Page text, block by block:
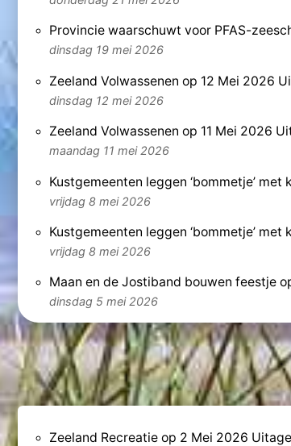
Provincie waarschuwt voor PFAS-
dinsdag 19 mei 2026
Zeeland Volwassenen op 12 Mei 2026
dinsdag 12 mei 2026
Zeeland Volwassenen op 11 Mei 2026
maandag 11 mei 2026
Kustgemeenten leggen ‘bommetje’
vrijdag 8 mei 2026
Kustgemeenten leggen ‘bommetje’
vrijdag 8 mei 2026
Maan en de Jostiband bouwen feestje
dinsdag 5 mei 2026
Zeeland Recreatie op 2 Mei 2026